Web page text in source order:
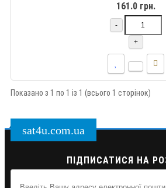
161.0 грн.
-
+
Показано з 1 по 1 із 1 (всього 1 сторінок)
sat4u.com.ua
ПІДПИСАТИСЯ НА